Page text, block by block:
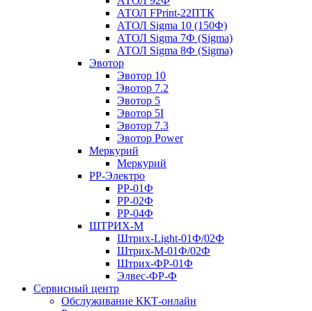
АТОЛ FPrint-22ПТК
АТОЛ Sigma 10 (150Ф)
АТОЛ Sigma 7Ф (Sigma)
АТОЛ Sigma 8Ф (Sigma)
Эвотор
Эвотор 10
Эвотор 7.2
Эвотор 5
Эвотор 5I
Эвотор 7.3
Эвотор Power
Меркурий
Меркурий
РР-Электро
РР-01Ф
РР-02Ф
РР-04Ф
ШТРИХ-М
Штрих-Light-01Ф/02Ф
Штрих-М-01Ф/02Ф
Штрих-ФР-01Ф
Элвес-ФР-Ф
Сервисный центр
Обслуживание ККТ-онлайн